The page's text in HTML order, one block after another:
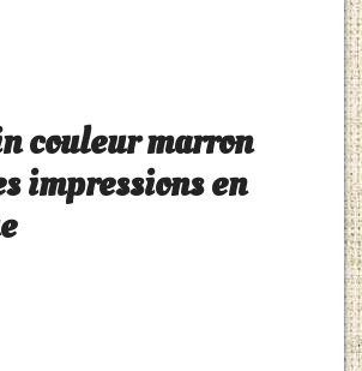
couleur marron
impressions en